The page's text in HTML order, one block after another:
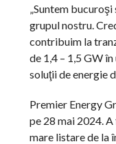
„Suntem
grupul nostru.
contribuim la
de 1,4 – 1,5 GW
soluţii de energie
Premier Energy
pe 28 mai 2024.
mare listare de la